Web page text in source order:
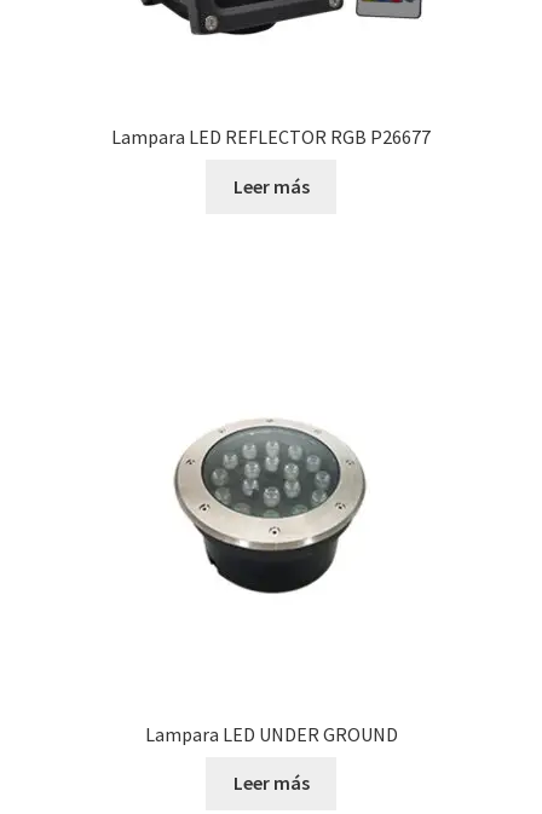
Lampara LED REFLECTOR RGB P26677
Leer más
Lampara LED UNDER GROUND
Leer más